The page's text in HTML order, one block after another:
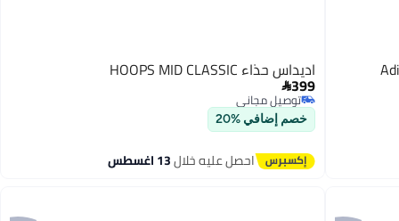
اديداس حذاء HOOPS MID CLASSIC
399
توصيل مجاني
توصيل مجاني
خصم إضافي %20
احصل عليه خلال13 اغسطس